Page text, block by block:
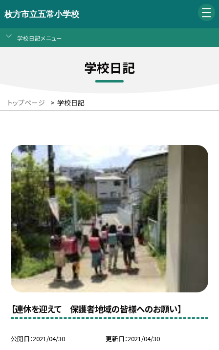
枚方市立五常小学校
学校日記メニュー
学校日記
トップページ > 学校日記
【連休を迎えて 保護者地域の皆様へのお願い】
公開日 2021/04/30 更新日 2021/04/30